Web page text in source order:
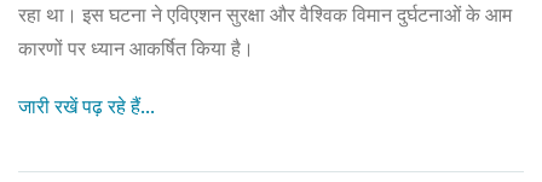
रहा था। इस घटना ने एविएशन सुरक्षा और वैश्विक विमान दुर्घटनाओं के आम
कारणों पर ध्यान आकर्षित किया है।
जारी रखें पढ़ रहे हैं...